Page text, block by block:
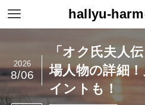
hallyu-
「オク氏夫人
場人物の詳細
イントも！
2026
8/06